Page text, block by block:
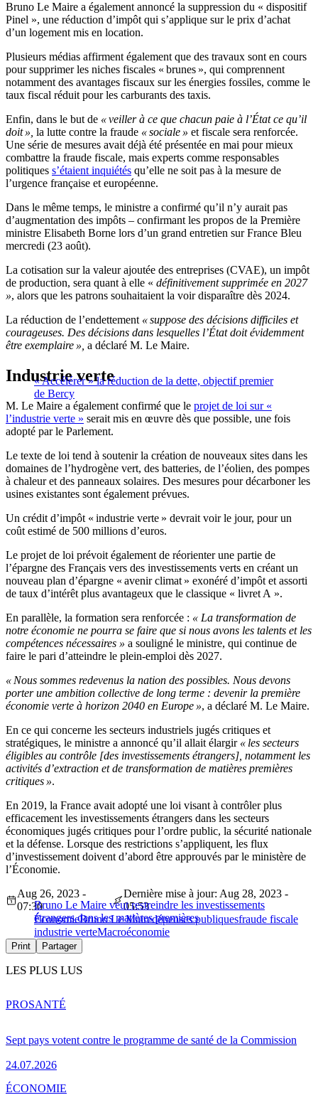
Bruno Le Maire a également annoncé la suppression du « dispositif
Pinel », une réduction d’impôt qui s’applique sur le prix d’achat
d’un logement mis en location.
Plusieurs médias affirment également que des travaux sont en cours
pour supprimer les niches fiscales « brunes », qui comprennent
notamment des avantages fiscaux sur les énergies fossiles, comme le
taux fiscal réduit pour les carburants des taxis.
Enfin, dans le but de « veiller à ce que chacun paie à l’État ce qu’il
doit », la lutte contre la fraude « sociale » et fiscale sera renforcée.
Une série de mesures avait déjà été présentée en mai pour mieux
combattre la fraude fiscale, mais experts comme responsables
politiques s’étaient inquiétés qu’elle ne soit pas à la mesure de
l’urgence française et européenne.
Dans le même temps, le ministre a confirmé qu’il n’y aurait pas
d’augmentation des impôts – confirmant les propos de la Première
ministre Elisabeth Borne lors d’un grand entretien sur France Bleu
mercredi (23 août).
La cotisation sur la valeur ajoutée des entreprises (CVAE), un impôt
de production, sera quant à elle « définitivement supprimée en 2027
», alors que les patrons souhaitaient la voir disparaître dès 2024.
La réduction de l’endettement « suppose des décisions difficiles et
courageuses. Des décisions dans lesquelles l’État doit évidemment
être exemplaire », a déclaré M. Le Maire.
« Accélérer » la réduction de la dette, objectif premier
de Bercy
Industrie verte
M. Le Maire a également confirmé que le projet de loi sur «
l’industrie verte » serait mis en œuvre dès que possible, une fois
adopté par le Parlement.
Le texte de loi tend à soutenir la création de nouveaux sites dans les
domaines de l’hydrogène vert, des batteries, de l’éolien, des pompes
à chaleur et des panneaux solaires. Des mesures pour décarboner les
usines existantes sont également prévues.
Un crédit d’impôt « industrie verte » devrait voir le jour, pour un
coût estimé de 500 millions d’euros.
Le projet de loi prévoit également de réorienter une partie de
l’épargne des Français vers des investissements verts en créant un
nouveau plan d’épargne « avenir climat » exonéré d’impôt et assorti
de taux d’intérêt plus avantageux que le classique « livret A ».
En parallèle, la formation sera renforcée : « La transformation de
notre économie ne pourra se faire que si nous avons les talents et les
compétences nécessaires » a souligné le ministre, qui continue de
faire le pari d’atteindre le plein-emploi dès 2027.
« Nous sommes redevenus la nation des possibles. Nous devons
porter une ambition collective de long terme : devenir la première
économie verte à horizon 2040 en Europe », a déclaré M. Le Maire.
En ce qui concerne les secteurs industriels jugés critiques et
stratégiques, le ministre a annoncé qu’il allait élargir « les secteurs
éligibles au contrôle [des investissements étrangers], notamment les
activités d’extraction et de transformation de matières premières
critiques ».
En 2019, la France avait adopté une loi visant à contrôler plus
efficacement les investissements étrangers dans les secteurs
économiques jugés critiques pour l’ordre public, la sécurité nationale
et la défense. Lorsque des restrictions s’appliquent, les flux
d’investissement doivent d’abord être approuvés par le ministère de
l’Économie.
Bruno Le Maire veut restreindre les investissements
étrangers dans les matières premières
Aug 26, 2023 -
07:30
Dernière mise à jour: Aug 28, 2023 -
05:53
ÉconomieBruno Le Mairedépenses publiquesfraude fiscale
industrie verteMacroéconomie
Print Partager
LES PLUS LUS
Sept pays votent contre le programme de santé de la Commission
24.07.2026
PROSANTÉ
ÉCONOMIE